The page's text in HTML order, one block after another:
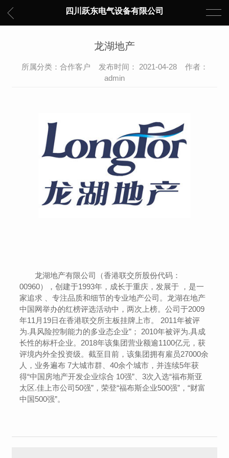
四川跃东电气设备有限公司
龙湖地产
所属分类：合作客户 发布时间： 2021-04-28 作者：
admin
龙湖地产有限公司（香港联交所股份代码：
00960），创建于1993年，成长于重庆，发展于 ，是一
家追求 、专注品质和细节的专业地产公司。龙湖在地产
中国网举办的红榜评选活动中，两次上榜。公司于2009
年11月19日在香港联交所主板挂牌上市。 2011年被评
为.具风险控制能力的多业态企业”； 2010年被评为.具成
长性的标杆企业。2018年该集团营业额逾1100亿元，获
评境内外全投资级。截至目前，该集团拥有雇员27000余
人，业务遍布 7大城市群、40余个城市，并连续5年获
得“中国房地产开发企业综合 10强”、3次入选“福布斯亚
太区.佳上市公司50强”，荣登“福布斯企业500强”，“财富
中国500强”。